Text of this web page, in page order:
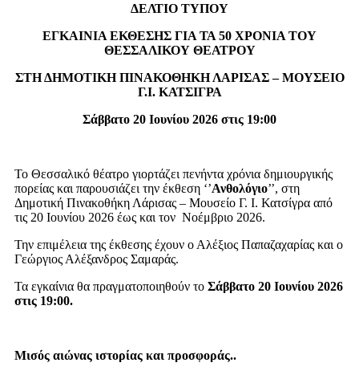
ΔΕΛΤΙΟ ΤΥΠΟΥ
ΕΓΚΑΙΝΙΑ ΕΚΘΕΣΗΣ ΓΙΑ ΤΑ 50 ΧΡΟΝΙΑ ΤΟΥ
ΘΕΣΣΑΛΙΚΟΥ ΘΕΑΤΡΟΥ
ΣΤΗ ΔΗΜΟΤΙΚΗ ΠΙΝΑΚΟΘΗΚΗ ΛΑΡΙΣΑΣ – ΜΟΥΣΕΙΟ
Γ.Ι. ΚΑΤΣΙΓΡΑ
Σάββατο 20 Ιουνίου 2026 στις 19:00
Το Θεσσαλικό θέατρο γιορτάζει πενήντα χρόνια δημιουργικής
πορείας και παρουσιάζει την έκθεση ‘’Ανθολόγιο’’, στη
Δημοτική Πινακοθήκη Λάρισας – Μουσείο Γ. Ι. Κατσίγρα από
τις 20 Ιουνίου 2026 έως και τον Νοέμβριο 2026.
Την επιμέλεια της έκθεσης έχουν ο Αλέξιος Παπαζαχαρίας και ο
Γεώργιος Αλέξανδρος Σαμαράς.
Τα εγκαίνια θα πραγματοποιηθούν το Σάββατο 20 Ιουνίου 2026
στις 19:00.
Μισός αιώνας ιστορίας και προσφοράς..